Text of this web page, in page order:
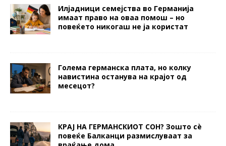
Илјадници семејства во Германија
имаат право на оваа помош – но
повеќето никогаш не ја користат
Голема германска плата, но колку
навистина останува на крајот од
месецот?
КРАЈ НА ГЕРМАНСКИОТ СОН? Зошто сè
повеќе Балканци размислуваат за